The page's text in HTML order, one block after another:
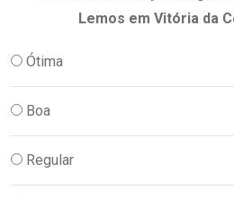
Lemos em Vitória da
Ótima
Boa
Regular